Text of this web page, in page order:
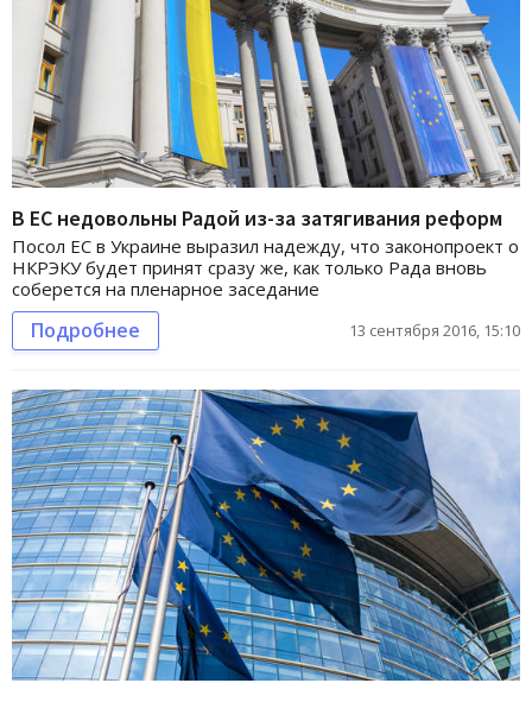
В ЕС недовольны Радой из-за затягивания реформ
Посол ЕС в Украине выразил надежду, что законопроект о
НКРЭКУ будет принят сразу же, как только Рада вновь
соберется на пленарное заседание
Подробнее 13 сентября 2016, 15:10